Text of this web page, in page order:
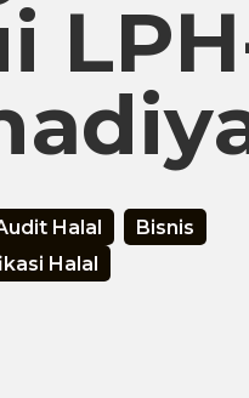
Halal
Bisnis
Halal